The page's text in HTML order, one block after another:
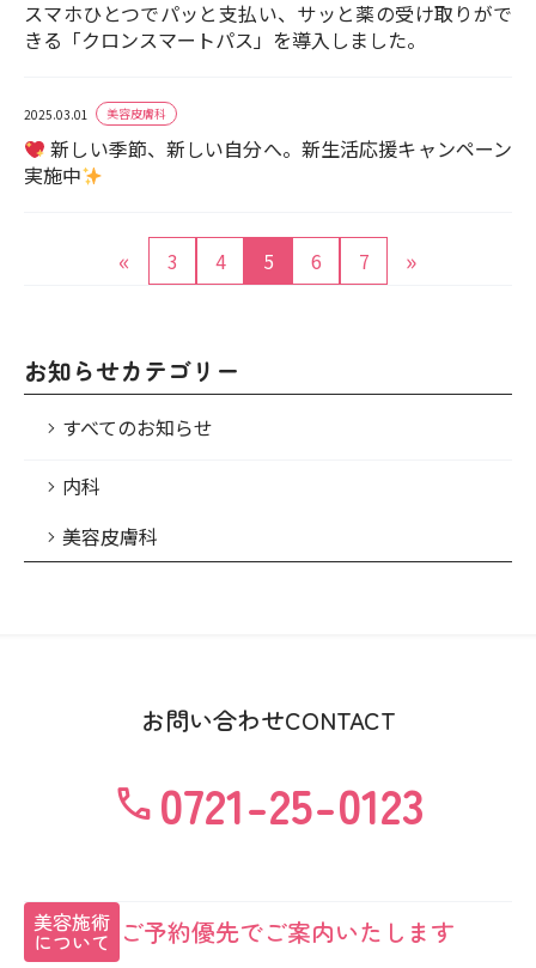
スマホひとつでパッと支払い、サッと薬の受け取りがで
きる「クロンスマートパス」を導入しました。
2025.03.01 美容皮膚科
新しい季節、新しい自分へ。新生活応援キャンペーン
実施中
« 3 4 5 6 7 »
お知らせカテゴリー
すべてのお知らせ
内科
美容皮膚科
お問い合わせCONTACT
call 0721-25-0123
美容施術
について ご予約優先でご案内いたします